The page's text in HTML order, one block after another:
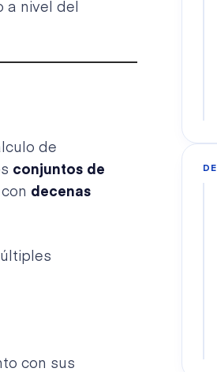
nivel del
de
conjuntos de
con decenas
con sus